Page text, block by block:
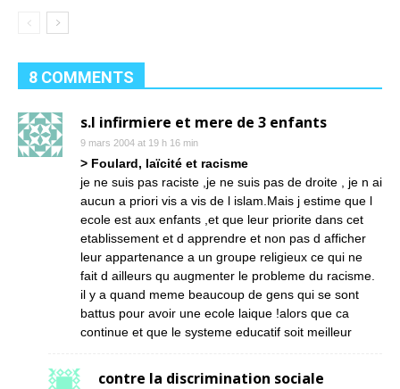
8 COMMENTS
s.l infirmiere et mere de 3 enfants
9 mars 2004 at 19 h 16 min
> Foulard, laïcité et racisme
je ne suis pas raciste ,je ne suis pas de droite , je n ai
aucun a priori vis a vis de l islam.Mais j estime que l
ecole est aux enfants ,et que leur priorite dans cet
etablissement et d apprendre et non pas d afficher
leur appartenance a un groupe religieux ce qui ne
fait d ailleurs qu augmenter le probleme du racisme.
il y a quand meme beaucoup de gens qui se sont
battus pour avoir une ecole laique !alors que ca
continue et que le systeme educatif soit meilleur
contre la discrimination sociale